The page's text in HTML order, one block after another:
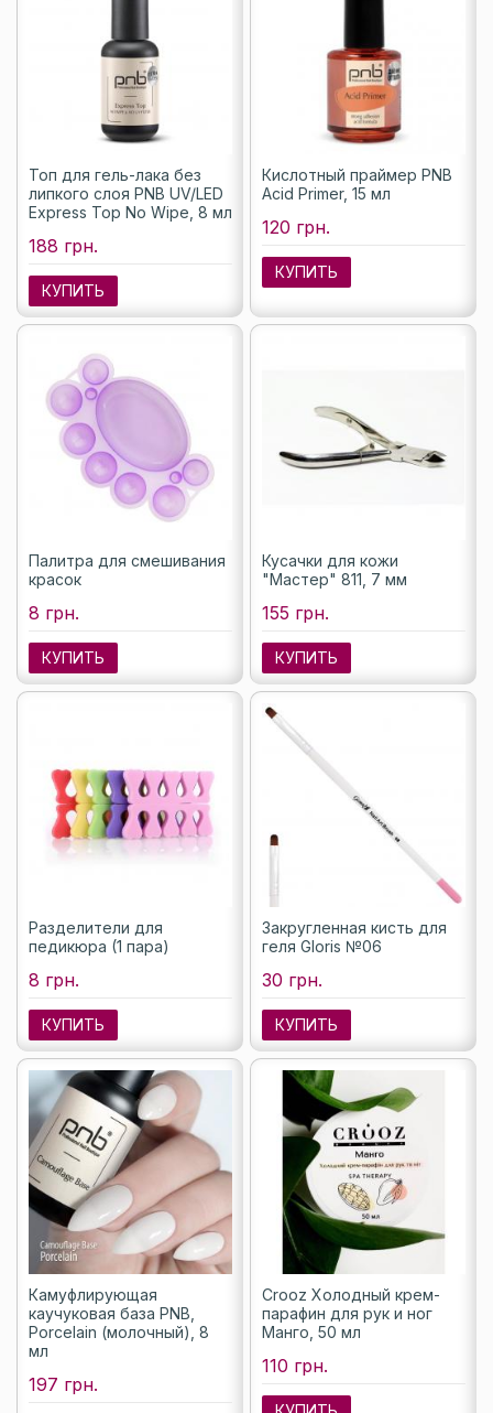
Топ для гель-лака без
липкого слоя PNB UV/LED
Express Top No Wipe, 8 мл
188 грн.
КУПИТЬ
Кислотный праймер PNB
Acid Primer, 15 мл
120 грн.
КУПИТЬ
Палитра для смешивания
красок
8 грн.
КУПИТЬ
Кусачки для кожи
"Мастер" 811, 7 мм
155 грн.
КУПИТЬ
Разделители для
педикюра (1 пара)
8 грн.
КУПИТЬ
Закругленная кисть для
геля Gloris №06
30 грн.
КУПИТЬ
Камуфлирующая
каучуковая база PNB,
Porcelain (молочный), 8
мл
197 грн.
Crooz Холодный крем-
парафин для рук и ног
Манго, 50 мл
110 грн.